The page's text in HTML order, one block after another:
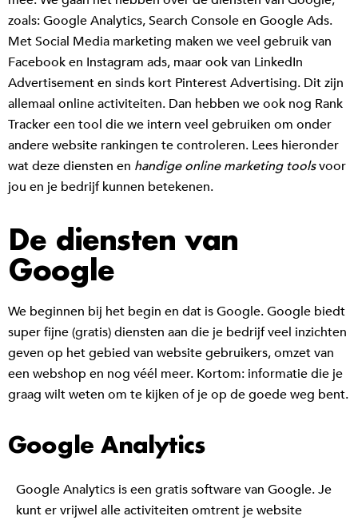
zoals: Google Analytics, Search Console en Google Ads.
Met Social Media marketing maken we veel gebruik van
Facebook en Instagram ads, maar ook van LinkedIn
Advertisement en sinds kort Pinterest Advertising. Dit zijn
allemaal online activiteiten. Dan hebben we ook nog Rank
Tracker een tool die we intern veel gebruiken om onder
andere website rankingen te controleren. Lees hieronder
wat deze diensten en handige online marketing toolsvoor
jou en je bedrijf kunnen betekenen.
De diensten van
Google
We beginnen bij het begin en dat is Google. Google biedt
super fijne (gratis) diensten aan die je bedrijf veel inzichten
geven op het gebied van website gebruikers, omzet van
een webshop en nog véél meer. Kortom: informatie die je
graag wilt weten om te kijken of je op de goede weg bent.
Google Analytics
Google Analytics is een gratis software van Google. Je
kunt er vrijwel alle activiteiten omtrent je website